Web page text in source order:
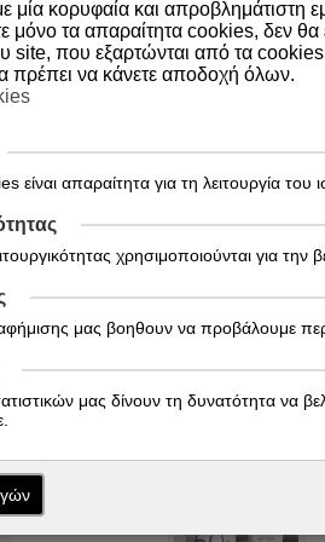
εξασφάλιση υψηλής ανεκτικότητας,
μία κορυφαία και απροβλημάτιστη
μόνο τα απαραίτητα cookies, δεν θα
site, που εξαρτώνται από τα cookies
πρέπει να κάνετε αποδοχή όλων.
είναι απαραίτητα για τη λειτουργία του
χρησιμοποιούνται για την
μας βοηθουν να προβάλουμε
μας δίνουν τη δυνατότητα να